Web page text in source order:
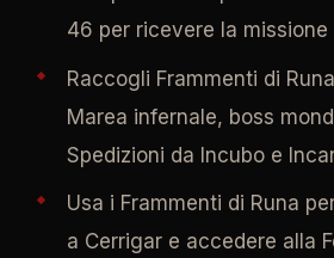
46 per ricevere la missione
Raccogli Frammenti di
Marea infernale, boss
Spedizioni da Incubo e
Usa i Frammenti di Runa
a Cerrigar e accedere alla